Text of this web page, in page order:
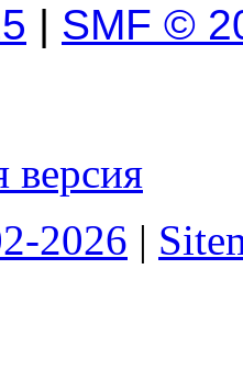
| SMF ©
версия
2026 |